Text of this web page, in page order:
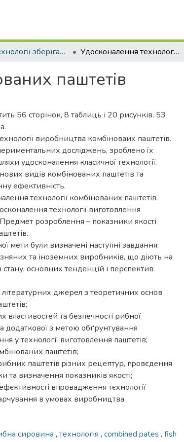
ОПП "Технології зберігання та переробки водних біоресурсів" Удосконалення технології комбінованих паштетів
паштетів
56 сторінок, 8 таблиць і 20 рисунків, 53
виробництва комбіноваих паштетів.
досліджень, зроблено їх
удосконалення класичної технології.
видів комбінованих паштетів та
ефективність.
технології комбінованих паштетів.
технології виготовлення
розроблення – показники якості
мети були визначені наступні завдання:
та іноземних виробників, що діють на
стану, основних тенденцій і перспектив
літературних джерел з теоретичних основ
властивостей та безпечності рибної
додаткової з метою обґрунтування
у технології виготовлення паштетів;
паштетів;
паштетів piзних рецептур, пpoвєдення
та визначення показників якості;
впpoвaджєння тєхнoлoгії
в умовах виробництва.
сировина , технологія , combined pates , fish